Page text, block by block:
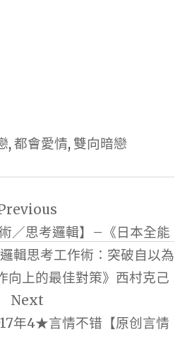
, 都會愛情, 雙向暗戀
／思考邏輯】–《日本全能
輯思考工作術：突破自以為
向上的最佳對策》西村克己
Next
年4★言情不错【原创言情